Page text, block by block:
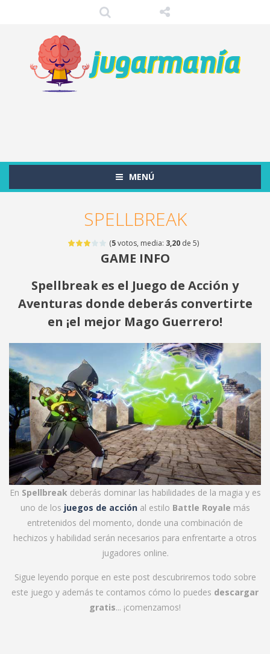
MENÚ
SPELLBREAK
(5votos, media: 3,20 de 5)
GAME INFO
Spellbreak es el Juego de Acción y
Aventuras donde deberás convertirte
en ¡el mejor Mago Guerrero!
En Spellbreak deberás dominar las habilidades de la magia y es
uno de los juegos de acciónal estilo Battle Royale más
entretenidos del momento, donde una combinación de
hechizos y habilidad serán necesarios para enfrentarte a otros
jugadores online.
Sigue leyendo porque en este post descubriremos todo sobre
este juego y además te contamos cómo lo puedes descargar
gratis... ¡comenzamos!